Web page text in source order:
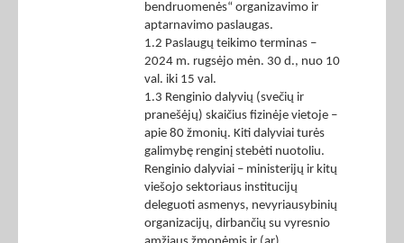
bendruomenės“ organizavimo ir
aptarnavimo paslaugas.
1.2 Paslaugų teikimo terminas –
2024 m. rugsėjo mėn. 30 d., nuo 10
val. iki 15 val.
1.3 Renginio dalyvių (svečių ir
pranešėjų) skaičius fizinėje vietoje –
apie 80 žmonių. Kiti dalyviai turės
galimybę renginį stebėti nuotoliu.
Renginio dalyviai – ministerijų ir kitų
viešojo sektoriaus institucijų
deleguoti asmenys, nevyriausybinių
organizacijų, dirbančių su vyresnio